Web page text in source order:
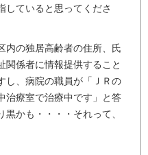
していると思ってくださ
内の独居高齢者の住所、氏
関係者に情報提供すること
し、病院の職員が「ＪＲの
治療室で治療中です」と答
かも・・・・それって、